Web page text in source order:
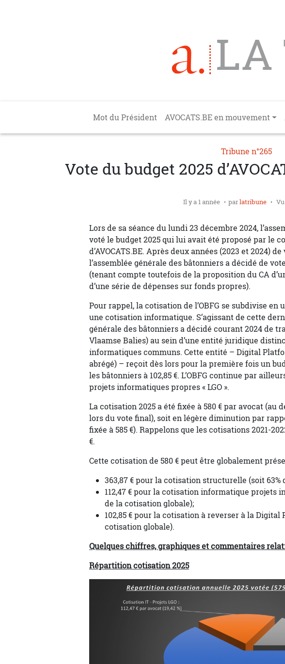
LA
Main navigation
Mot du Président AVOCATS.BE en mouvement
Tribune n°265
Vote du budget 2025
Il y a 1 année parlatribune
Lors de sa séance du lundi 23 décembre 2024,
voté le budget 2025 qui lui avait été proposé par le
d’AVOCATS.BE. Après deux années (2023 et 2024)
l’assemblée générale des bâtonniers a décidé de
(tenant compte toutefois de la proposition du CA
d’une série de dépenses sur fonds propres).
Pour rappel, la cotisation de l’OBFG se subdivise
une cotisation informatique. S’agissant de cette
générale des bâtonniers a décidé courant 2024 de
Vlaamse Balies) au sein d’une entité juridique
informatiques communs. Cette entité – Digital
abrégé) – reçoit dès lors pour la première fois un
les bâtonniers à 102,85 €. L’OBFG continue par
projets informatiques propres « LGO ».
La cotisation 2025 a été fixée à 580 € par avocat (au
lors du vote final), soit en légère diminution par
fixée à 585 €). Rappelons que les cotisations 2021-
€.
Cette cotisation de 580 € peut être globalement
363,87 € pour la cotisation structurelle (soit 63%
112,47 € pour la cotisation informatique projets
de la cotisation globale);
102,85 € pour la cotisation à reverser à la
cotisation globale).
Quelques chiffres, graphiques et commentaires
Répartition cotisation 2025